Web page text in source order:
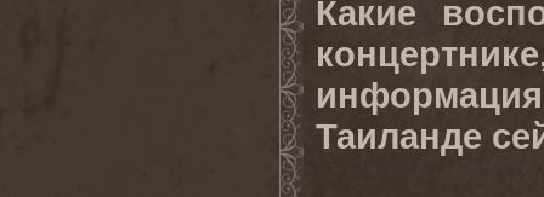
Какие
Таиланде